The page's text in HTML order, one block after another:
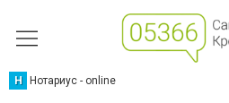
Н Нотариус - online